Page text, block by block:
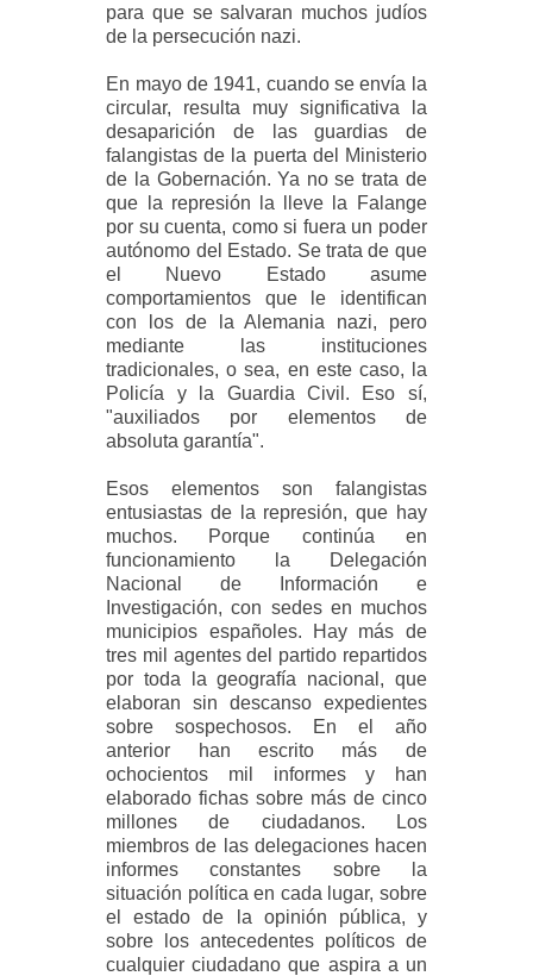
para que se salvaran muchos judíos
de la persecución nazi.
En mayo de 1941, cuando se envía la
circular, resulta muy significativa la
desaparición de las guardias de
falangistas de la puerta del Ministerio
de la Gobernación. Ya no se trata de
que la represión la lleve la Falange
por su cuenta, como si fuera un poder
autónomo del Estado. Se trata de que
el Nuevo Estado asume
comportamientos que le identifican
con los de la Alemania nazi, pero
mediante las instituciones
tradicionales, o sea, en este caso, la
Policía y la Guardia Civil. Eso sí,
"auxiliados por elementos de
absoluta garantía".
Esos elementos son falangistas
entusiastas de la represión, que hay
muchos. Porque continúa en
funcionamiento la Delegación
Nacional de Información e
Investigación, con sedes en muchos
municipios españoles. Hay más de
tres mil agentes del partido repartidos
por toda la geografía nacional, que
elaboran sin descanso expedientes
sobre sospechosos. En el año
anterior han escrito más de
ochocientos mil informes y han
elaborado fichas sobre más de cinco
millones de ciudadanos. Los
miembros de las delegaciones hacen
informes constantes sobre la
situación política en cada lugar, sobre
el estado de la opinión pública, y
sobre los antecedentes políticos de
cualquier ciudadano que aspira a un